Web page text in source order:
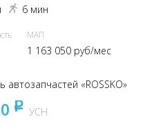
6 мин
МАП
1 163 050 руб/мес
автозапчастей «ROSSKO»
pуб
УСН